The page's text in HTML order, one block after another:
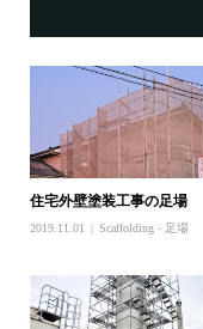
住宅外壁塗装工事の足場
2019.11.01 Scaffolding - 足場